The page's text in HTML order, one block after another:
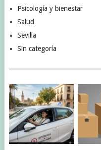
Psicología y bienestar
Salud
Sevilla
Sin categoría